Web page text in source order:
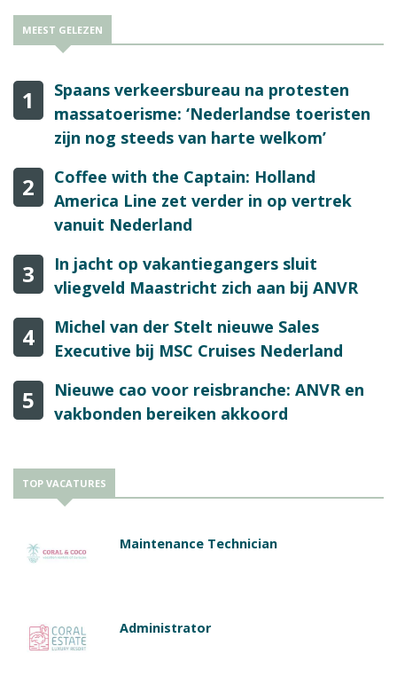
MEEST GELEZEN
1
Spaans verkeersbureau na protesten
massatoerisme: ‘Nederlandse toeristen
zijn nog steeds van harte welkom’
2
Coffee with the Captain: Holland
America Line zet verder in op vertrek
vanuit Nederland
3
In jacht op vakantiegangers sluit
vliegveld Maastricht zich aan bij ANVR
4
Michel van der Stelt nieuwe Sales
Executive bij MSC Cruises Nederland
5
Nieuwe cao voor reisbranche: ANVR en
vakbonden bereiken akkoord
TOP VACATURES
Maintenance Technician
Administrator